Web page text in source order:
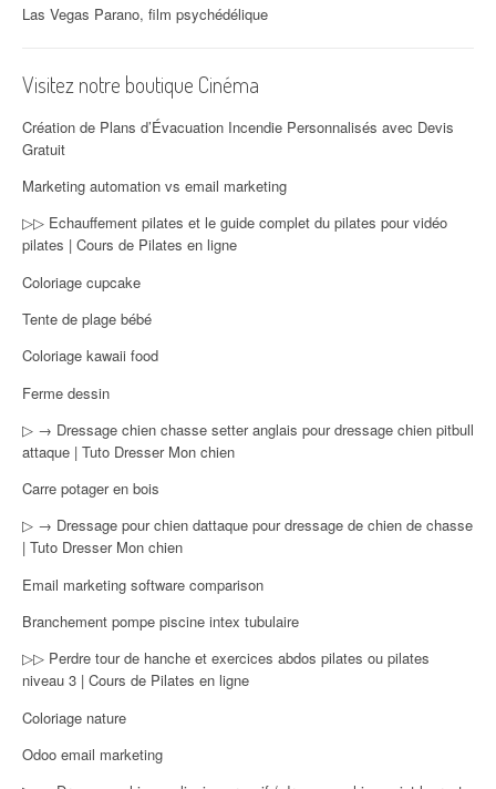
Las Vegas Parano, film psychédélique
Visitez notre boutique Cinéma
Création de Plans d’Évacuation Incendie Personnalisés avec Devis
Gratuit
Marketing automation vs email marketing
▷▷ Echauffement pilates et le guide complet du pilates pour vidéo
pilates | Cours de Pilates en ligne
Coloriage cupcake
Tente de plage bébé
Coloriage kawaii food
Ferme dessin
▷ → Dressage chien chasse setter anglais pour dressage chien pitbull
attaque | Tuto Dresser Mon chien
Carre potager en bois
▷ → Dressage pour chien dattaque pour dressage de chien de chasse
| Tuto Dresser Mon chien
Email marketing software comparison
Branchement pompe piscine intex tubulaire
▷▷ Perdre tour de hanche et exercices abdos pilates ou pilates
niveau 3 | Cours de Pilates en ligne
Coloriage nature
Odoo email marketing